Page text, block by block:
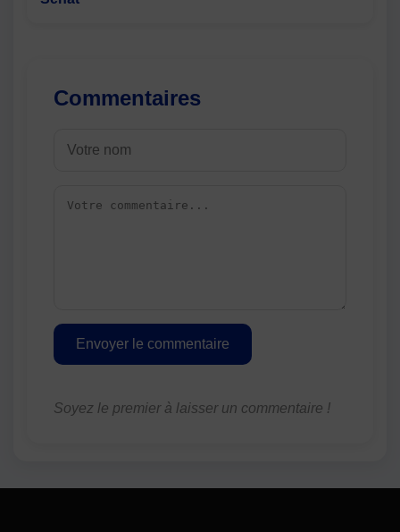
Commentaires
Envoyer le commentaire
Soyez le premier à laisser un commentaire !